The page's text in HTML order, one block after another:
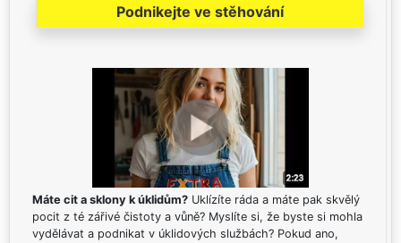
Podnikejte ve stěhování
Máte cit a sklony k úklidům? Uklízíte ráda a máte pak skvělý
pocit z té zářivé čistoty a vůně? Myslíte si, že byste si mohla
vydělávat a podnikat v úklidových službách? Pokud ano,